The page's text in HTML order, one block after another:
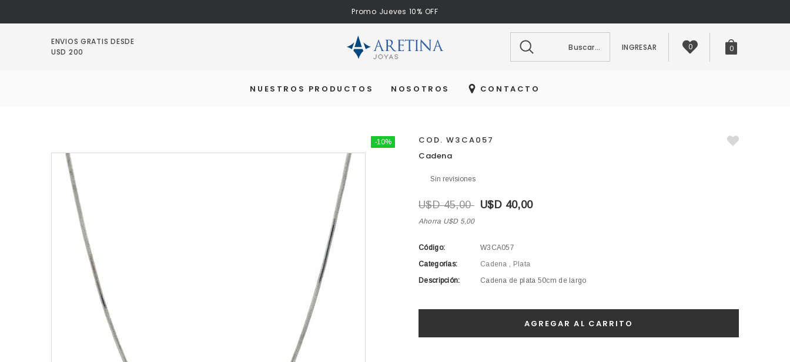
Promo Jueves 10% OFF
ENVIOS GRATIS DESDE
USD 200
Buscar... INGRESAR 0 0
NUESTROS PRODUCTOS NOSOTROS CONTACTO
-10%
COD. W3CA057
Cadena
Sin revisiones
U$D 45,00 U$D 40,00
Ahorra U$D 5,00
Código:
W3CA057
Categorías:
Cadena , Plata
Descripción:
Cadena de plata 50cm de largo